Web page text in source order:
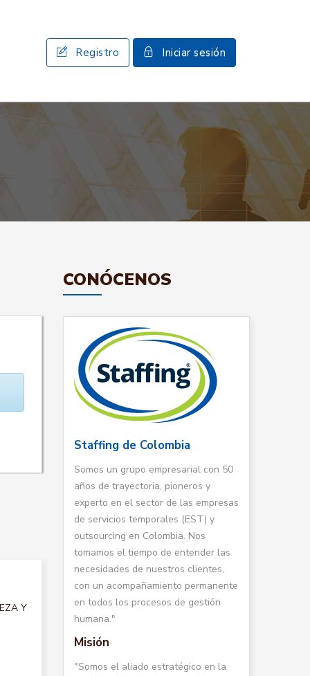
Registro Iniciar sesión
Y
CONÓCENOS
Staffing de Colombia
Somos un grupo empresarial con 50
años de trayectoria, pioneros y
experto en el sector de las empresas
de servicios temporales (EST) y
outsourcing en Colombia. Nos
tomamos el tiempo de entender las
necesidades de nuestros clientes,
con un acompañamiento permanente
en todos los procesos de gestión
humana."
Misión
"Somos el aliado estratégico en la